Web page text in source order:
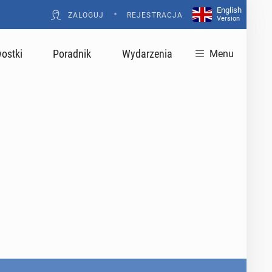
ZALOGUJ • REJESTRACJA
English
Version
Poradnik Wydarzenia Menu